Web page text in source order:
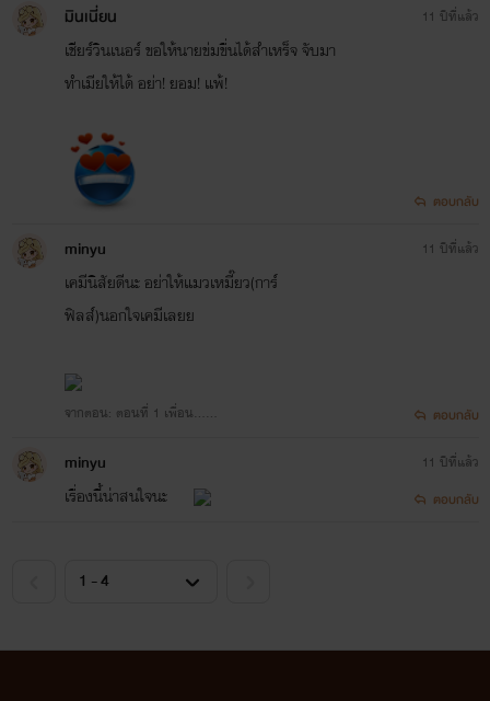
ซีน่า & วีน่า
พี่น้องสองสาว
มินเนี่ยน
เชียร์วินเนอร์ ขอให้นายข่มขื่นได้สำเหร็จ จับมา
ทำเมียให้ได้ อย่า! ยอม! แพ้!
11 ปีที่แล้ว
ตอบกลับ
minyu
เคมีนิสัยดีนะ อย่าให้แมวเหมี๊ยว(การ์
ฟิลส์)นอกใจเคมีเลยย
จากตอน: ตอนที่ 1 เพื่อน......
11 ปีที่แล้ว
ตอบกลับ
minyu
เรื่องนี้น่าสนใจนะ
11 ปีที่แล้ว
ตอบกลับ